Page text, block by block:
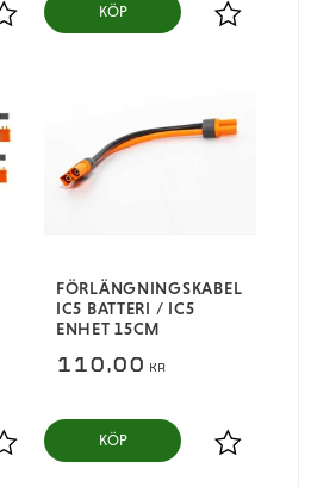
Lägg till i favoriter Lägg till i
KÖP
Lägg till i favoriter
FÖRLÄNGNINGSKABEL
IC5 BATTERI / IC5
ENHET 15CM
110,00 KR
Lägg till i
KÖP